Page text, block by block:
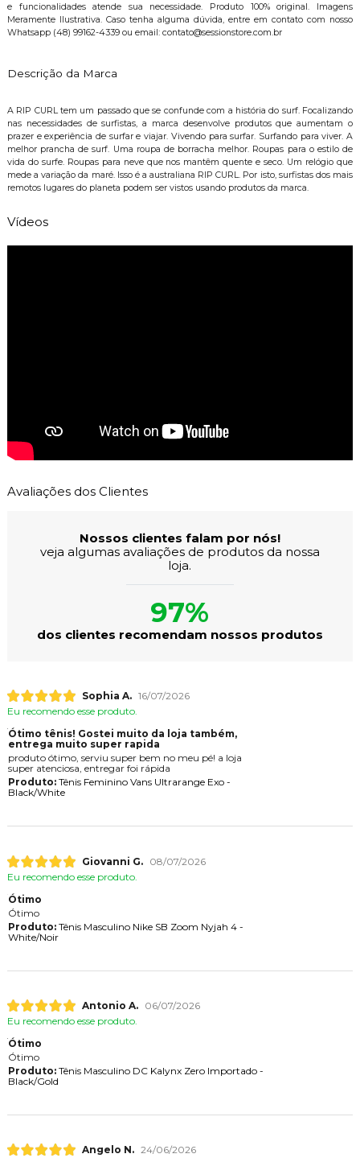
e funcionalidades atende sua necessidade. Produto 100% original. Imagens
Meramente Ilustrativa. Caso tenha alguma dúvida, entre em contato com nosso
Whatsapp (48) 99162-4339 ou email: contato@sessionstore.com.br
Descrição da Marca
A RIP CURL tem um passado que se confunde com a história do surf. Focalizando
nas necessidades de surfistas, a marca desenvolve produtos que aumentam o
prazer e experiência de surfar e viajar. Vivendo para surfar. Surfando para viver. A
melhor prancha de surf. Uma roupa de borracha melhor. Roupas para o estilo de
vida do surfe. Roupas para neve que nos mantêm quente e seco. Um relógio que
mede a variação da maré. Isso é a australiana RIP CURL. Por isto, surfistas dos mais
remotos lugares do planeta podem ser vistos usando produtos da marca.
Vídeos
Avaliações dos Clientes
Nossos clientes falam por nós!
veja algumas avaliações de produtos da nossa
loja.
97%
dos clientes recomendam nossos produtos
Sophia A. 16/07/2026
Eu recomendo esse produto.
Ótimo tênis! Gostei muito da loja também,
entrega muito super rapida
produto ótimo, serviu super bem no meu pé! a loja
super atenciosa, entregar foi rápida
Produto:Tênis Feminino Vans Ultrarange Exo -
Black/White
Giovanni G.
08/07/2026
Eu recomendo esse produto.
Ótimo
Ótimo
Produto:Tênis Masculino Nike SB Zoom Nyjah 4 -
White/Noir
Antonio A.
06/07/2026
Eu recomendo esse produto.
Ótimo
Ótimo
Produto:Tênis Masculino DC Kalynx Zero Importado -
Black/Gold
Angelo N. 24/06/2026